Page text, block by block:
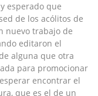
esperado que
de los acólitos de
nuevo trabajo de
editaron el
alguna que otra
para promocionar
encontrar el
que es el de un